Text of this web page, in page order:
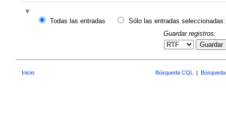
Todas las entradas
Sólo las entradas seleccionadas:
Guardar registros:
Guardar
Inicio Búsqueda CQL